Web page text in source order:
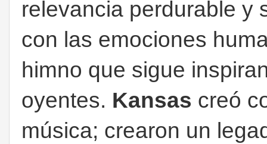
relevancia perdurable y
con las emociones
himno que sigue
oyentes. Kansas creó
música; crearon un